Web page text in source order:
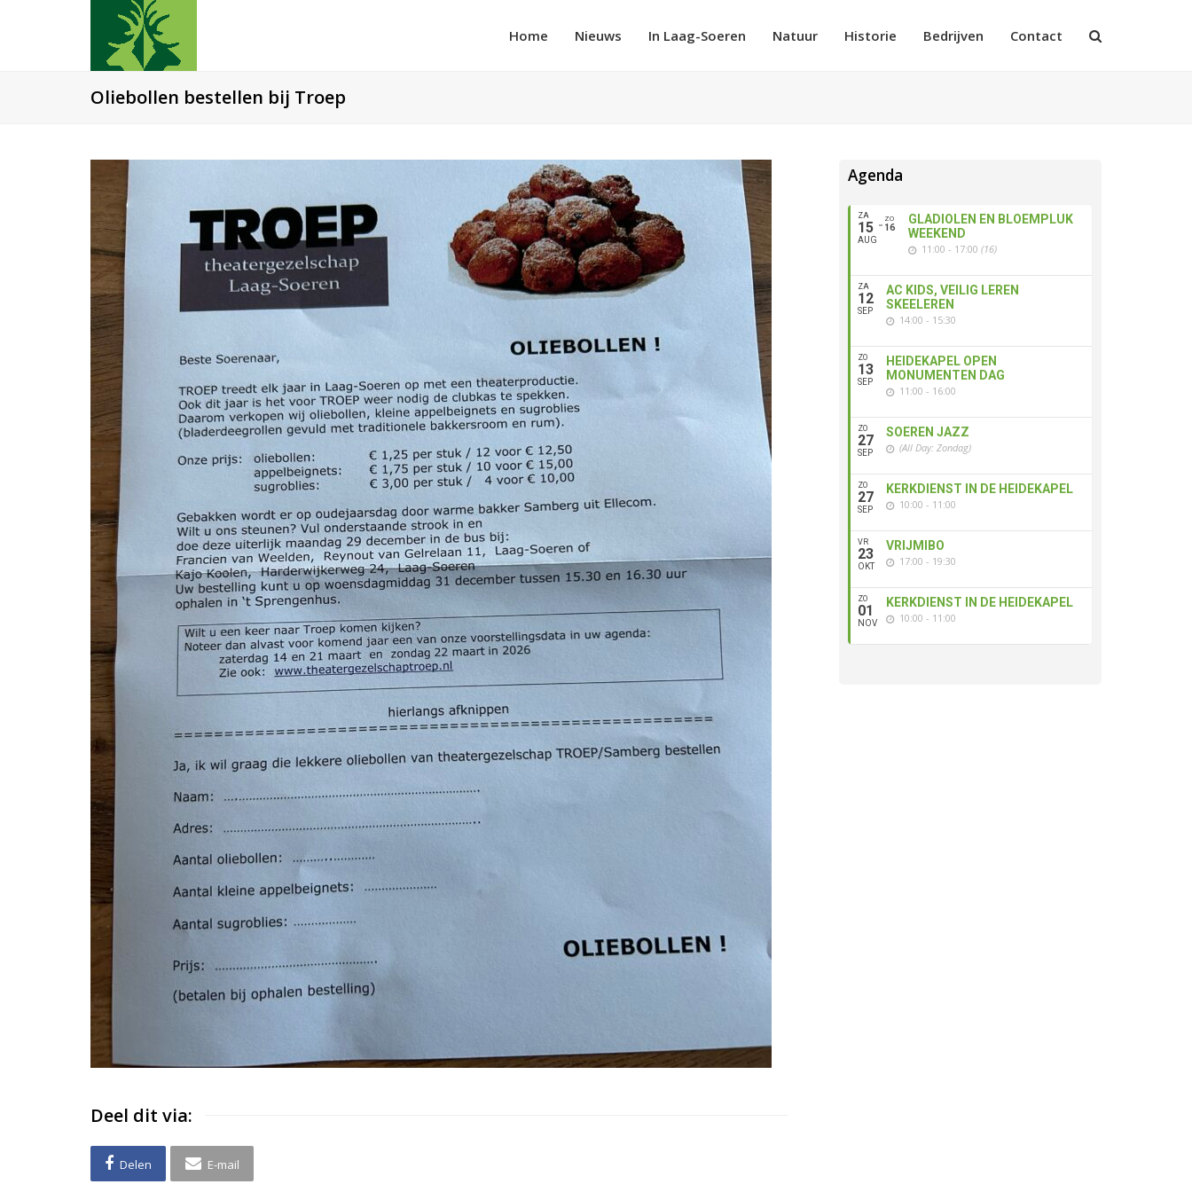
Home Nieuws In Laag-Soeren Natuur Historie Bedrijven Contact
Oliebollen bestellen bij Troep
Deel dit via:
Delen E-mail
Agenda
ZA
15
AUG
ZO
16
GLADIOLEN EN BLOEMPLUK
WEEKEND
11:00 - 17:00 (16)
ZA
12
SEP
AC KIDS, VEILIG LEREN
SKEELEREN
14:00 - 15:30
ZO
13
SEP
HEIDEKAPEL OPEN
MONUMENTEN DAG
11:00 - 16:00
ZO
27
SEP
SOEREN JAZZ
(All Day: Zondag)
ZO
27
SEP
KERKDIENST IN DE HEIDEKAPEL
10:00 - 11:00
VR
23
OKT
VRIJMIBO
17:00 - 19:30
ZO
01
NOV
KERKDIENST IN DE HEIDEKAPEL
10:00 - 11:00